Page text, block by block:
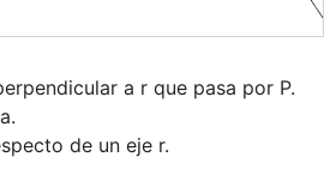
a r que pasa por P.
de un eje r.